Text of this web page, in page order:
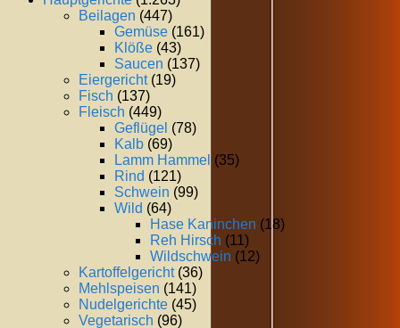
Beilagen (447)
Gemüse (161)
Klöße (43)
Saucen (137)
Eiergericht(19)
Fisch (137)
Fleisch (449)
Geflügel (78)
Kalb (69)
Lamm Hammel (35)
Rind (121)
Schwein (99)
Wild (64)
Hase Kaninchen (18)
Reh Hirsch (11)
Wildschwein (12)
Kartoffelgericht(36)
Mehlspeisen (141)
Nudelgerichte (45)
Vegetarisch (96)